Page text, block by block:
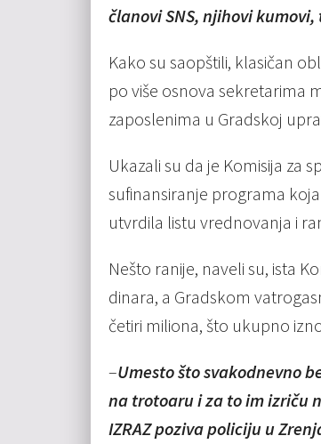
članovi SNS, njihovi
Kako su saopštili, klasičan
po više osnova sekretarima
zaposlenima u Gradskoj
Ukazali su da je Komisija za
sufinansiranje programa
utvrdila listu vrednovanja i
Nešto ranije, naveli su, ista
dinara, a Gradskom
četiri miliona, što ukupno
–Umesto što svakodnevno
na trotoaru i za to im izriču
IZRAZ poziva policiju u